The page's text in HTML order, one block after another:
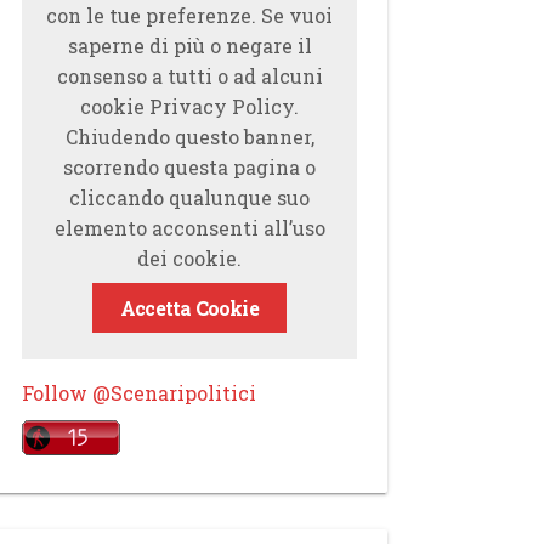
con le tue preferenze. Se vuoi
saperne di più o negare il
consenso a tutti o ad alcuni
cookie Privacy Policy.
Chiudendo questo banner,
scorrendo questa pagina o
cliccando qualunque suo
elemento acconsenti all’uso
dei cookie.
Accetta Cookie
Follow @Scenaripolitici